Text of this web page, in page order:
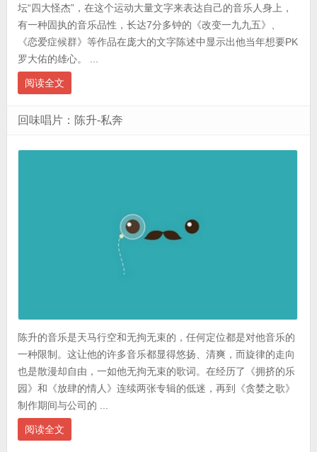
坛“四大怪杰”，在这个运动大量文字来表达自己的音乐人身上，
有一种固执的音乐品性，长达7分多钟的《改变一九九五》、
《恋爱症候群》等作品在庞大的文字陈述中显示出他当年想要PK
罗大佑的雄心。 ...
阅读全文
回味唱片：陈升-私奔
陈升的音乐是天马行空和无拘无束的，任何定位都是对他音乐的
一种限制。这让他的许多音乐都显得悠扬、清爽，而旋律的走向
也是散漫却自由，一如他无拘无束的歌词。在经历了《拥挤的乐
园》和《放肆的情人》连续两张专辑的低迷，再到《贪婪之歌》
制作期间与公司的 ...
阅读全文